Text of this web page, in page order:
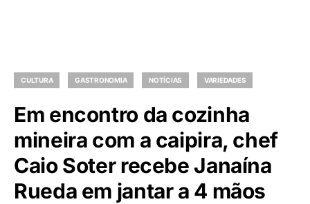
CULTURA GASTRONOMIA NOTÍCIAS VARIEDADES
Em encontro da cozinha
mineira com a caipira, chef
Caio Soter recebe Janaína
Rueda em jantar a 4 mãos